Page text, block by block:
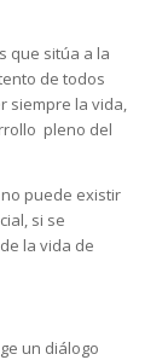
que sitúa a la
de todos
siempre la vida,
pleno del
puede existir
si se
la vida de
un diálogo